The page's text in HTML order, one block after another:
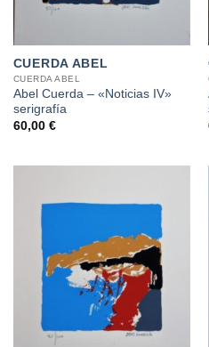
CUERDA ABEL
CUERDA ABEL
Abel Cuerda – «Noticias IV»
serigrafía
60,00 €